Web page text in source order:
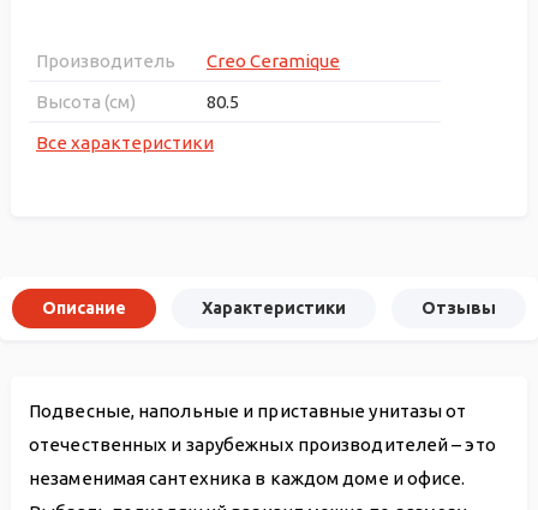
Производитель
Creo Ceramique
Высота (см)
80.5
Все характеристики
Описание Характеристики Отзывы
Подвесные, напольные и приставные унитазы от
отечественных и зарубежных производителей – это
незаменимая сантехника в каждом доме и офисе.